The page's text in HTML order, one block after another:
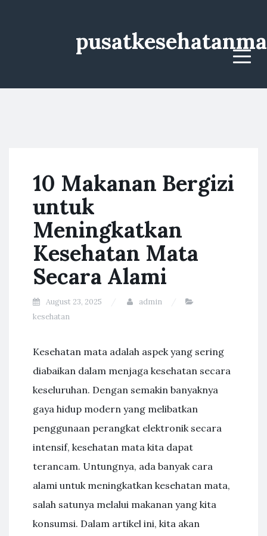
Menu
10 Makanan Bergizi
untuk
Meningkatkan
Kesehatan Mata
Secara Alami
August 23, 2025
admin
kesehatan
Kesehatan mata adalah aspek yang sering
diabaikan dalam menjaga kesehatan secara
keseluruhan. Dengan semakin banyaknya
gaya hidup modern yang melibatkan
penggunaan perangkat elektronik secara
intensif, kesehatan mata kita dapat
terancam. Untungnya, ada banyak cara
alami untuk meningkatkan kesehatan mata,
salah satunya melalui makanan yang kita
konsumsi. Dalam artikel ini, kita akan